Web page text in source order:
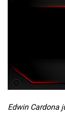
Edwin Cardona